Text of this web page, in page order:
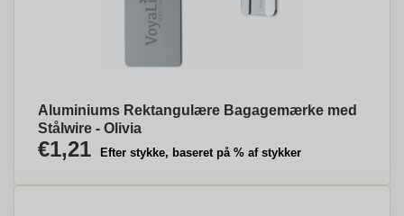
Aluminiums Rektangulære Bagagemærke med
Stålwire - Olivia
€1,21 Efter stykke, baseret på % af stykker